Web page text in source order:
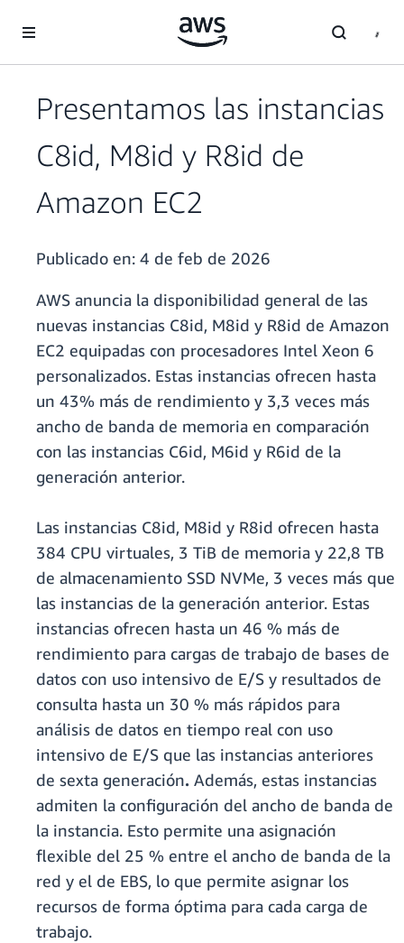
Presentamos las instancias
C8id, M8id y R8id de
Amazon EC2
Publicado en: 4 de feb de 2026
AWS anuncia la disponibilidad general de las
nuevas instancias C8id, M8id y R8id de Amazon
EC2 equipadas con procesadores Intel Xeon 6
personalizados. Estas instancias ofrecen hasta
un 43% más de rendimiento y 3,3 veces más
ancho de banda de memoria en comparación
con las instancias C6id, M6id y R6id de la
generación anterior.
Las instancias C8id, M8id y R8id ofrecen hasta
384 CPU virtuales, 3 TiB de memoria y 22,8 TB
de almacenamiento SSD NVMe, 3 veces más que
las instancias de la generación anterior. Estas
instancias ofrecen hasta un 46 % más de
rendimiento para cargas de trabajo de bases de
datos con uso intensivo de E/S y resultados de
consulta hasta un 30 % más rápidos para
análisis de datos en tiempo real con uso
intensivo de E/S que las instancias anteriores
de sexta generación. Además, estas instancias
admiten la configuración del ancho de banda de
la instancia. Esto permite una asignación
flexible del 25 % entre el ancho de banda de la
red y el de EBS, lo que permite asignar los
recursos de forma óptima para cada carga de
trabajo.